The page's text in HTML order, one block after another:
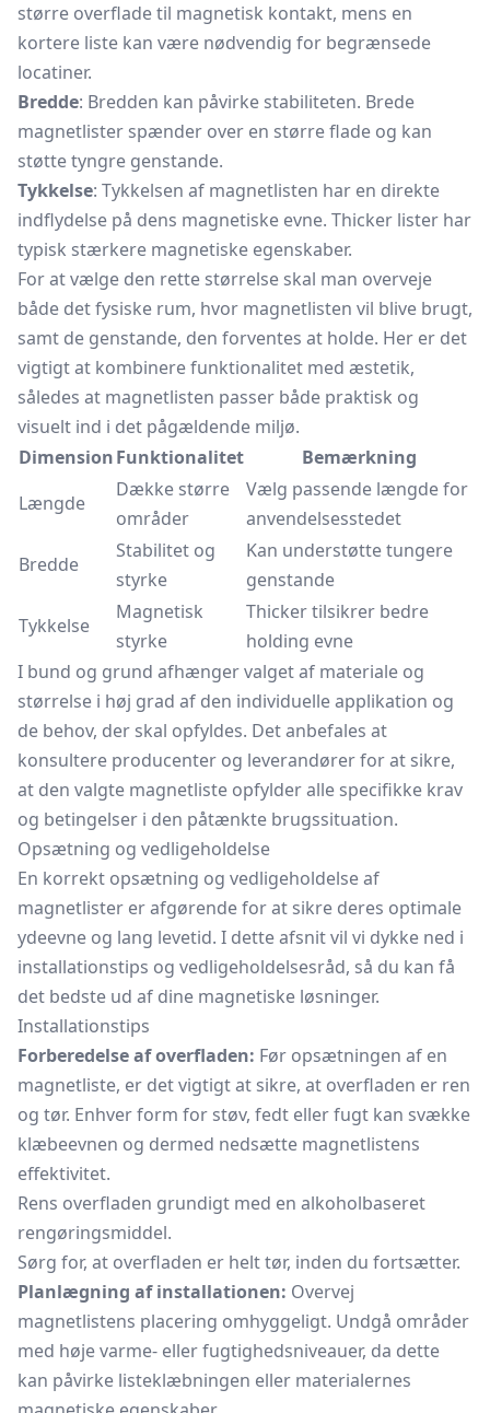
større overflade til magnetisk kontakt, mens en
kortere liste kan være nødvendig for begrænsede
locatiner.
Bredde: Bredden kan påvirke stabiliteten. Brede
magnetlister spænder over en større flade og kan
støtte tyngre genstande.
Tykkelse: Tykkelsen af magnetlisten har en direkte
indflydelse på dens magnetiske evne. Thicker lister har
typisk stærkere magnetiske egenskaber.
For at vælge den rette størrelse skal man overveje
både det fysiske rum, hvor magnetlisten vil blive brugt,
samt de genstande, den forventes at holde. Her er det
vigtigt at kombinere funktionalitet med æstetik,
således at magnetlisten passer både praktisk og
visuelt ind i det pågældende miljø.
DimensionFunktionalitet
Bemærkning
Længde
Dække større
områder
Vælg passende længde for
anvendelsesstedet
Bredde
Stabilitet og
styrke
Kan understøtte tungere
genstande
Tykkelse
Magnetisk
styrke
Thicker tilsikrer bedre
holding evne
I bund og grund afhænger valget af materiale og
størrelse i høj grad af den individuelle applikation og
de behov, der skal opfyldes. Det anbefales at
konsultere producenter og leverandører for at sikre,
at den valgte magnetliste opfylder alle specifikke krav
og betingelser i den påtænkte brugssituation.
Opsætning og vedligeholdelse
En korrekt opsætning og vedligeholdelse af
magnetlister er afgørende for at sikre deres optimale
ydeevne og lang levetid. I dette afsnit vil vi dykke ned i
installationstips og vedligeholdelsesråd, så du kan få
det bedste ud af dine magnetiske løsninger.
Installationstips
Forberedelse af overfladen: Før opsætningen af en
magnetliste, er det vigtigt at sikre, at overfladen er ren
og tør. Enhver form for støv, fedt eller fugt kan svække
klæbeevnen og dermed nedsætte magnetlistens
effektivitet.
Rens overfladen grundigt med en alkoholbaseret
rengøringsmiddel.
Sørg for, at overfladen er helt tør, inden du fortsætter.
Planlægning af installationen: Overvej
magnetlistens placering omhyggeligt. Undgå områder
med høje varme- eller fugtighedsniveauer, da dette
kan påvirke listeklæbningen eller materialernes